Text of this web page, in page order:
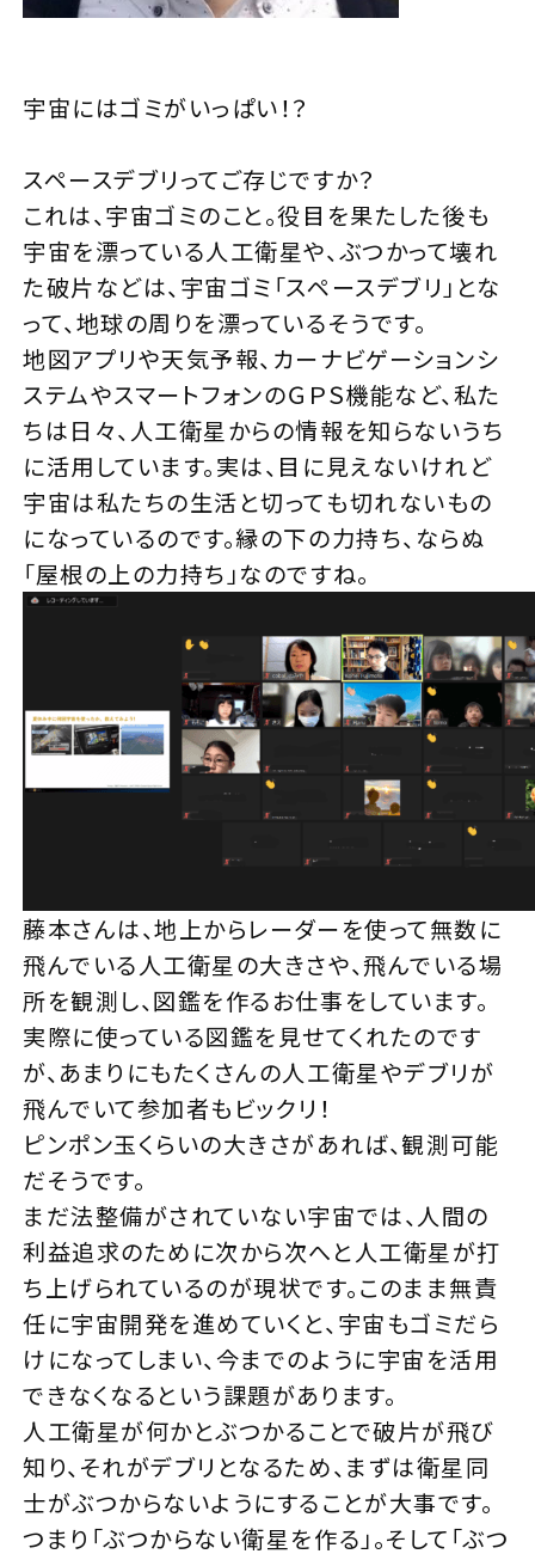
宇宙にはゴミがいっぱい！？
スペースデブリってご存じですか？
これは、宇宙ゴミのこと。役目を果たした後も
宇宙を漂っている人工衛星や、ぶつかって壊れ
た破片などは、宇宙ゴミ「スペースデブリ」とな
って、地球の周りを漂っているそうです。
地図アプリや天気予報、カーナビゲーションシ
ステムやスマートフォンのＧＰＳ機能など、私た
ちは日々、人工衛星からの情報を知らないうち
に活用しています。実は、目に見えないけれど
宇宙は私たちの生活と切っても切れないもの
になっているのです。縁の下の力持ち、ならぬ
「屋根の上の力持ち」なのですね。
藤本さんは、地上からレーダーを使って無数に
飛んでいる人工衛星の大きさや、飛んでいる場
所を観測し、図鑑を作るお仕事をしています。
実際に使っている図鑑を見せてくれたのです
が、あまりにもたくさんの人工衛星やデブリが
飛んでいて参加者もビックリ！
ピンポン玉くらいの大きさがあれば、観測可能
だそうです。
まだ法整備がされていない宇宙では、人間の
利益追求のために次から次へと人工衛星が打
ち上げられているのが現状です。このまま無責
任に宇宙開発を進めていくと、宇宙もゴミだら
けになってしまい、今までのように宇宙を活用
できなくなるという課題があります。
人工衛星が何かとぶつかることで破片が飛び
知り、それがデブリとなるため、まずは衛星同
士がぶつからないようにすることが大事です。
つまり「ぶつからない衛星を作る」。そして「ぶつ